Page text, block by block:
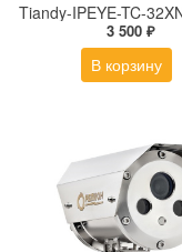
3 500 ₽
В корзину